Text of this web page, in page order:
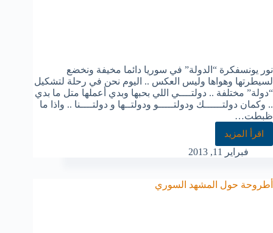
نور يونسفكرة “الدولة” في سوريا دائما مخيفة ونخضع
لسيطرتها وهواها وليس العكس .. اليوم نحن في رحلة لتشكيل
“دولة” مختلفة .. دولتــــي اللي بحبها وبدي أعملها متل ما بدي
.. وكمان دولتــــــك ودولتـــــو ودولتــها و دولتــــنا .. واذا ما
ظبطت…
اقرأ المزيد
فبراير 11, 2013
أطروحة حول المشهد السوري